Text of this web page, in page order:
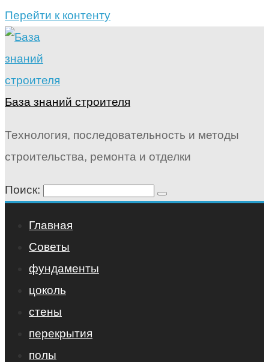
Перейти к контенту
База знаний строителя
Технология, последовательность и методы
строительства, ремонта и отделки
Поиск:
Главная
Советы
фундаменты
цоколь
стены
перекрытия
полы